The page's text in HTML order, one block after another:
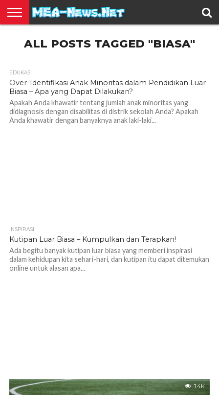
TERBARU
EDUKASI
HIBURAN
INSPIRASI
KESEHATAN
KULINER
OLAH
RAGA
OTOMOTIF
TRAVEL
JUAL
BELI
ALL POSTS TAGGED "BIASA"
EDUKASI
Over-Identifikasi Anak Minoritas dalam Pendidikan Luar
Biasa – Apa yang Dapat Dilakukan?
Apakah Anda khawatir tentang jumlah anak minoritas yang
didiagnosis dengan disabilitas di distrik sekolah Anda? Apakah
Anda khawatir dengan banyaknya anak laki-laki...
INSPIRASI
Kutipan Luar Biasa – Kumpulkan dan Terapkan!
Ada begitu banyak kutipan luar biasa yang memberi inspirasi
dalam kehidupan kita sehari-hari, dan kutipan itu dapat ditemukan
online untuk alasan apa...
1.4K